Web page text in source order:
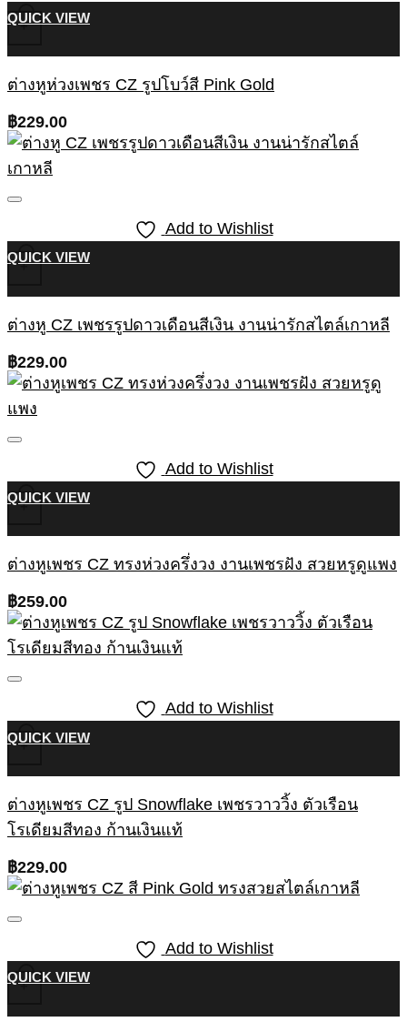
+
QUICK VIEW
ต่างหูห่วงเพชร CZ รูปโบว์สี Pink Gold
฿229.00
Add to Wishlist
+
QUICK VIEW
ต่างหู CZ เพชรรูปดาวเดือนสีเงิน งานน่ารักสไตล์เกาหลี
฿229.00
Add to Wishlist
+
QUICK VIEW
ต่างหูเพชร CZ ทรงห่วงครึ่งวง งานเพชรฝัง สวยหรูดูแพง
฿259.00
Add to Wishlist
+
QUICK VIEW
ต่างหูเพชร CZ รูป Snowflake เพชรวาววิ้ง ตัวเรือน
โรเดียมสีทอง ก้านเงินแท้
฿229.00
Add to Wishlist
+
QUICK VIEW